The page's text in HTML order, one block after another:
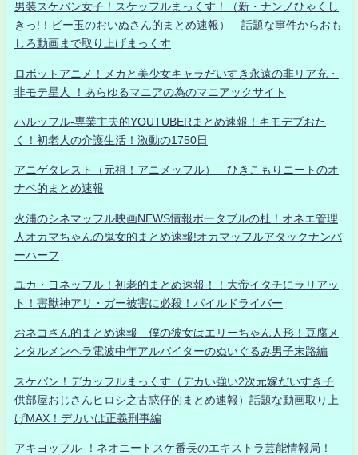
男装スケバン女子！スケッフルまっくす！（新・ナンノひゃくし
きっ!！ビー玉のおいぬさん的まとめ速報） 話題な事件からおも
しろ動画まで取り上げまっくす
ロボットアニメ！メカと美少女キャラだいすき永遠の非リア充・
非モテ星人 ！あらゆるマニアの為のマニアックサイト
ハルッフル-専業主夫的YOUTUBERまとめ速報！キモデブおた
く！初老人の介護生活！激動の1750日
アニゲタレスト（元祖！アニメッフル） ひきこもりニートのオ
ナベ的まとめ速報
火浦のシネマッフル映画NEWS情報ポータブルの杜！オネエ管理
人オカマちゃんの鬼女的まとめ速報!オカマッフルアタックナンバ
ーハーフ
ユカ・ヨネッフル！初老的まとめ速報！！大帝イタチにラリアッ
ト！害獣神アリ・ガー被害に必殺！パイルドライバー
おネコさん的まとめ速報 僕の彼女はエリーちゃん人形！豆腐メ
ンタルメンヘラ電波中年アルバイターのぬいぐるみ男子末路編
スケバン！デカッフルまっくす（デカい強い2次元嫁だいすき子
供部屋おじさんヒロシ之古惑仔的まとめ速報）話題な動画取り上
げMAX！デカいは正義刑事編
アキヨッフル-！ネオニートスケ番長のエキストラ芸能情報局！